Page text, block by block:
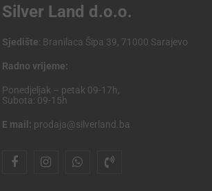
Silver Land d.o.o.
Sjedište: Branilaca Šipa 39, 71000 Sarajevo
Radno vrijeme:
Ponedjeljak – petak 09-17h,
Subota: 09-15h
E mail: prodaja@silverland.ba